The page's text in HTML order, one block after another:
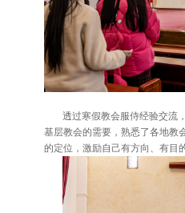
透过寒假教会服侍经验交流
基层教会的需要，熟悉了各地教
的定位，激励自己有方向、有目